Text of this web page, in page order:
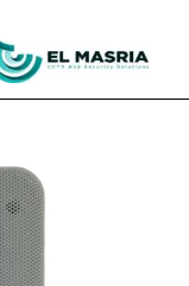
المحتوى